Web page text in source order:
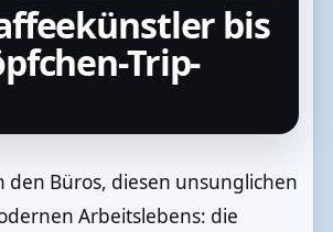
bis
Trip-
den Büros, diesen unsunglichen
Arbeitslebens: die